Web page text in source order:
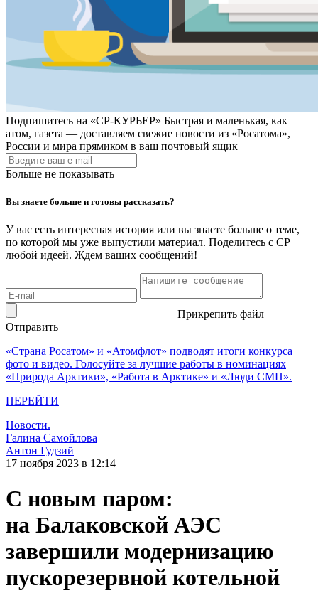
Подпишитесь на «СР-КУРЬЕР» Быстрая и маленькая, как
атом, газета — доставляем свежие новости из «Росатома»,
России и мира прямиком в ваш почтовый ящик
Больше не показывать
Вы знаете больше и готовы рассказать?
У вас есть интересная история или вы знаете больше о теме,
по которой мы уже выпустили материал. Поделитесь с СР
любой идеей. Ждем ваших сообщений!
Прикрепить файл
Отправить
«Страна Росатом» и «Атомфлот» подводят итоги конкурса
фото и видео. Голосуйте за лучшие работы в номинациях
«Природа Арктики», «Работа в Арктике» и «Люди СМП».
ПЕРЕЙТИ
Новости.
Галина Самойлова
Антон Гудзий
17 ноября 2023 в 12:14
С новым паром:
на Балаковской АЭС
завершили модернизацию
пускорезервной котельной